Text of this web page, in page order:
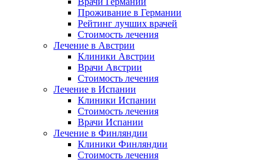
Проживание в Германии
Рейтинг лучших врачей
Стоимость лечения
Лечение в Австрии
Клиники Австрии
Врачи Австрии
Стоимость лечения
Лечение в Испании
Клиники Испании
Стоимость лечения
Врачи Испании
Лечение в Финляндии
Клиники Финляндии
Стоимость лечения